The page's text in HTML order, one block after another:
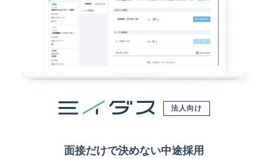
法人向け
面接だけで決めない中途採用